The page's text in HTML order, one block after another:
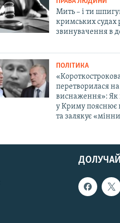
Мить – і ти
кримських судах
звинувачення в
ПОЛІТИКА
перетворилася
виснаження»: Як
у Криму пояснює
та залякує